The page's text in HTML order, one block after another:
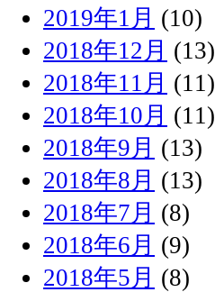
2019年1月 (10)
2018年12月 (13)
2018年11月 (11)
2018年10月 (11)
2018年9月 (13)
2018年8月 (13)
2018年7月 (8)
2018年6月 (9)
2018年5月 (8)